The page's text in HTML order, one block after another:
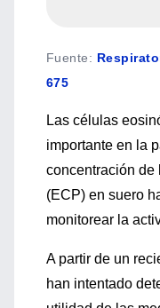
Fuente:
675
Las células
importante en la
concentración de
(ECP) en suero
monitorear la
A partir de un
han intentado